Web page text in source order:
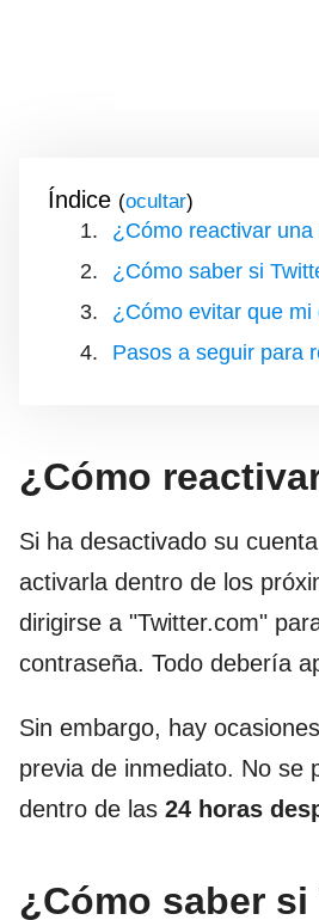
Índice ( )
¿Cómo reactivar
¿Cómo saber si
¿Cómo evitar que
Pasos a seguir para
¿Cómo
Si ha desactivado su
activarla dentro de los
dirigirse a "Twitter.com"
contraseña. Todo debería
Sin embargo, hay
previa de inmediato. No se
dentro de las 24 horas
¿Cómo saber